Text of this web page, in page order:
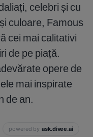
celebri și cu
culoare, Famous
cei mai calitativi
de pe piață.
opere de
mai inspirate
de an.